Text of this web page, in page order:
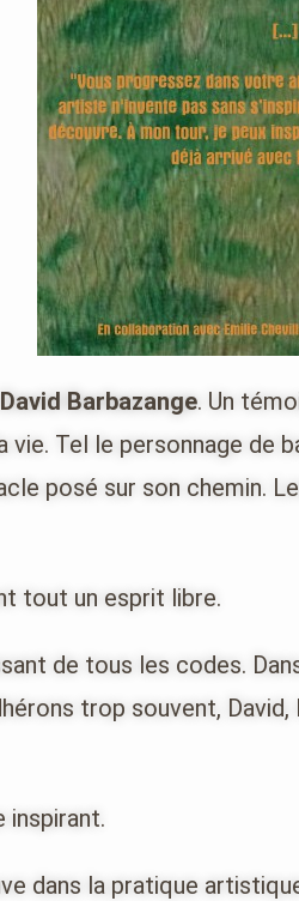
Barbazange. Un
vie. Tel le personnage de
posé sur son chemin.
tout un esprit libre.
de tous les codes.
trop souvent,
inspirant.
dans la pratique